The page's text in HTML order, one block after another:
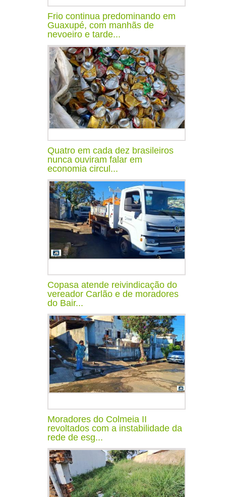
Frio continua predominando em
Guaxupé, com manhãs de
nevoeiro e tarde...
Quatro em cada dez brasileiros
nunca ouviram falar em
economia circul...
Copasa atende reivindicação do
vereador Carlão e de moradores
do Bair...
Moradores do Colmeia II
revoltados com a instabilidade da
rede de esg...